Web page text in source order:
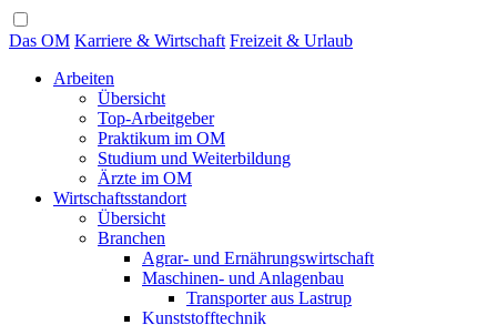
Das OM Karriere & Wirtschaft Freizeit & Urlaub
Arbeiten
Übersicht
Top-Arbeitgeber
Praktikum im OM
Studium und Weiterbildung
Ärzte im OM
Wirtschaftsstandort
Übersicht
Branchen
Agrar- und Ernährungswirtschaft
Maschinen- und Anlagenbau
Transporter aus Lastrup
Kunststofftechnik